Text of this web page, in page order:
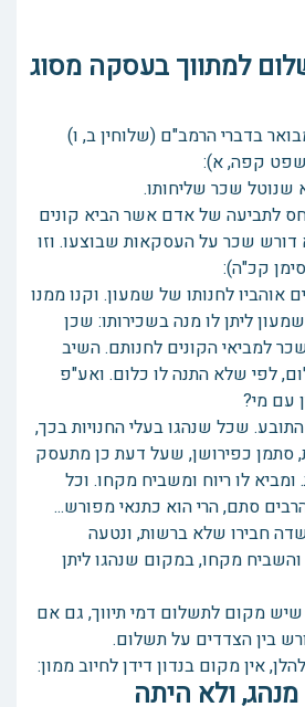
למתווך בעסקה מסוג
בדברי הרמב"ם (שלוחין ב, ו)
קפה, א):
שנוטל שכר שליחותו.
לתביעה של אדם אשר הביא קונים
דורש שכר על העסקאות שבוצעו. וזו
קכ"ה):
אוהביו לחנותו של שמעון. וקנו ממנו
ליתן לו מנה בשכירותו: שכן
למביאי הקונים לחנותם. השיב
לפי שלא התנה לו כלום. ואע"פ
עם מי?
שכל שנהגו בעלי החנויות בכך,
סתמן כפירושן, שעל דעת כן מתעסק
לו ריוח ומשביח מקחו. וכל
סתם, הרי הוא כתנאי מפורש...
שדה חבירו שלא ברשות, ונטעה
והשביח מקחו, במקום שנהגו ליתן
מקום לתשלום דמי תיווך, גם אם
בין הצדדים על תשלום.
אין מקום בנדון דידן לחיוב ממון:
ולא היתה